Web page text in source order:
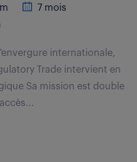
7 mois
internationale,
Trade intervient en
Sa mission est double